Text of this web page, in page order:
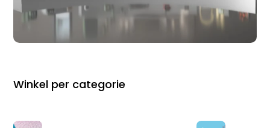
Winkel per categorie